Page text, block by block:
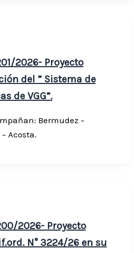
2026- Proyecto
del ” Sistema de
de VGG”.
Bermudez –
Acosta.
2026- Proyecto
N° 3224/26 en su